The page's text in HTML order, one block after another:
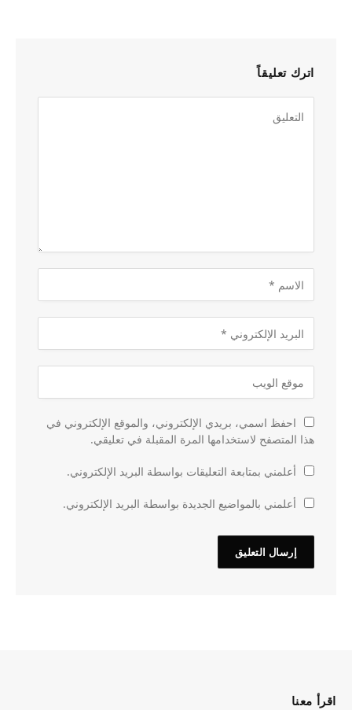
اترك تعليقاً
احفظ اسمي، بريدي الإلكتروني، والموقع الإلكتروني في
هذا المتصفح لاستخدامها المرة المقبلة في تعليقي.
أعلمني بمتابعة التعليقات بواسطة البريد الإلكتروني.
أعلمني بالمواضيع الجديدة بواسطة البريد الإلكتروني.
اقرأ معنا